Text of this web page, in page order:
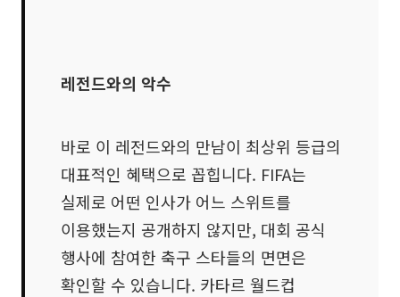
레전드와의 악수
바로 이 레전드와의 만남이 최상위 등급의
대표적인 혜택으로 꼽힙니다. FIFA는
실제로 어떤 인사가 어느 스위트를
이용했는지 공개하지 않지만, 대회 공식
행사에 참여한 축구 스타들의 면면은
확인할 수 있습니다. 카타르 월드컵